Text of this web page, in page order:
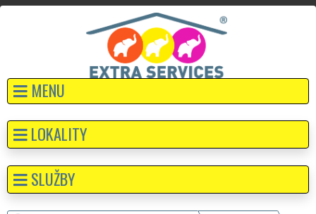
MENU
LOKALITY
SLUŽBY